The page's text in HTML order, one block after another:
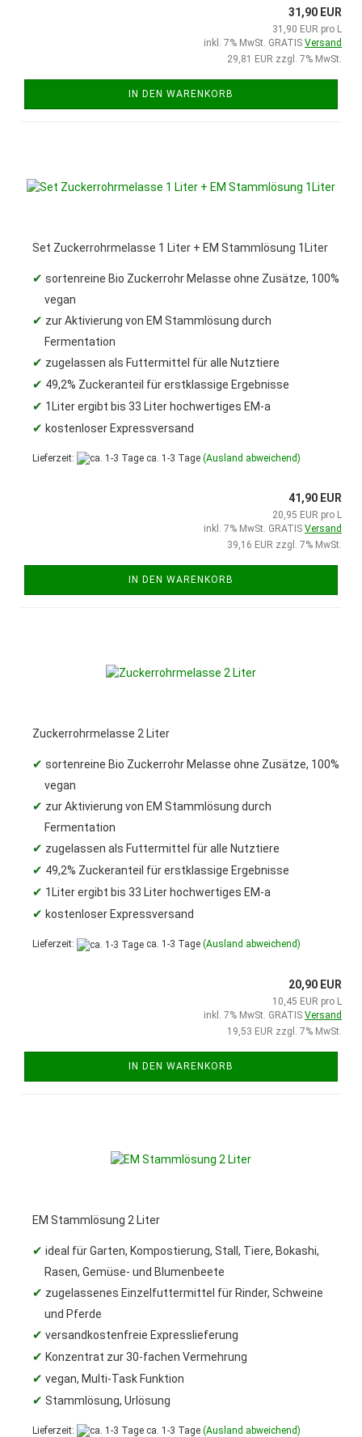
31,90 EUR
31,90 EUR pro L
inkl. 7% MwSt. GRATIS Versand
29,81 EUR zzgl. 7% MwSt.
IN DEN WARENKORB
Set Zuckerrohrmelasse 1 Liter + EM Stammlösung 1Liter
✔ sortenreine Bio Zuckerrohr Melasse ohne Zusätze, 100%
vegan
✔ zur Aktivierung von EM Stammlösung durch
Fermentation
✔ zugelassen als Futtermittel für alle Nutztiere
✔ 49,2% Zuckeranteil für erstklassige Ergebnisse
✔ 1Liter ergibt bis 33 Liter hochwertiges EM-a
✔ kostenloser Expressversand
Lieferzeit: ca. 1-3 Tage (Ausland abweichend)
41,90 EUR
20,95 EUR pro L
inkl. 7% MwSt. GRATIS Versand
39,16 EUR zzgl. 7% MwSt.
IN DEN WARENKORB
Zuckerrohrmelasse 2 Liter
✔ sortenreine Bio Zuckerrohr Melasse ohne Zusätze, 100%
vegan
✔ zur Aktivierung von EM Stammlösung durch
Fermentation
✔ zugelassen als Futtermittel für alle Nutztiere
✔ 49,2% Zuckeranteil für erstklassige Ergebnisse
✔ 1Liter ergibt bis 33 Liter hochwertiges EM-a
✔ kostenloser Expressversand
Lieferzeit: ca. 1-3 Tage (Ausland abweichend)
20,90 EUR
10,45 EUR pro L
inkl. 7% MwSt. GRATIS Versand
19,53 EUR zzgl. 7% MwSt.
IN DEN WARENKORB
EM Stammlösung 2 Liter
✔ ideal für Garten, Kompostierung, Stall, Tiere, Bokashi,
Rasen, Gemüse- und Blumenbeete
✔ zugelassenes Einzelfuttermittel für Rinder, Schweine
und Pferde
✔ versandkostenfreie Expresslieferung
✔ Konzentrat zur 30-fachen Vermehrung
✔ vegan, Multi-Task Funktion
✔ Stammlösung, Urlösung
Lieferzeit: ca. 1-3 Tage (Ausland abweichend)